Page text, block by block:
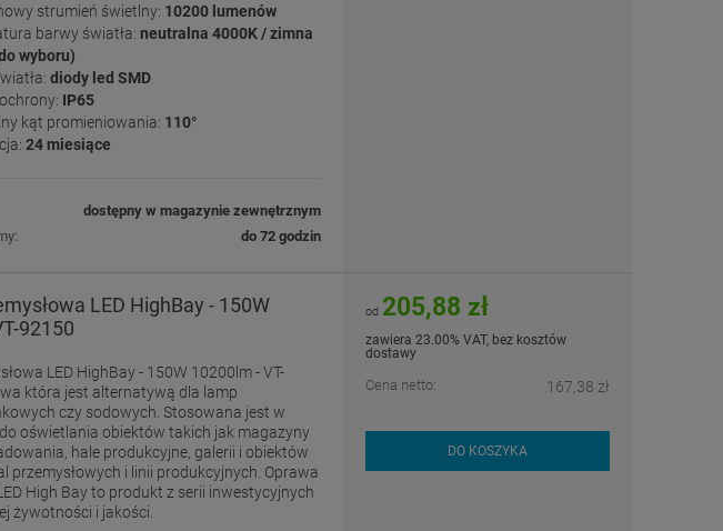
strumień świetlny: 10200 lumenów
barwy światła: neutralna 4000K / zimna
wyboru)
diody led SMD
IP65
kąt promieniowania: 110°
24 miesiące
dostępny w magazynie zewnętrznym
do 72 godzin
LED HighBay - 150W
92150
LED HighBay - 150W 10200lm - VT-
która jest alternatywą dla lamp
czy sodowych. Stosowana jest w
oświetlania obiektów takich jak magazyny
hale produkcyjne, galerii i obiektów
przemysłowych i linii produkcyjnych. Oprawa
High Bay to produkt z serii inwestycyjnych
żywotności i jakości.
od 205,88 zł
zawiera 23.00% VAT, bez kosztów
dostawy
Cena netto: 167,38 zł
DO KOSZYKA